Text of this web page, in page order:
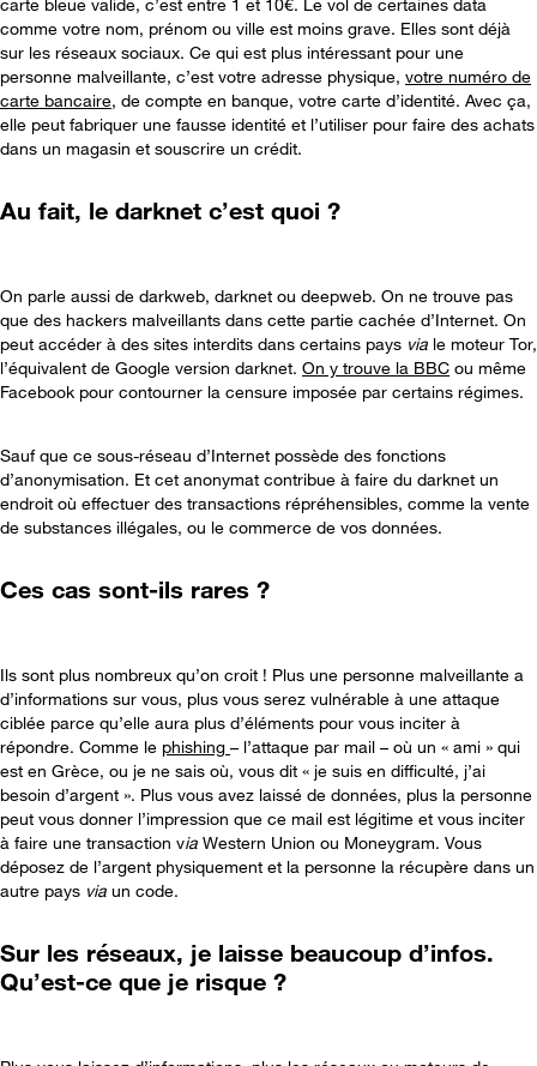
comme votre nom, prénom ou ville est moins grave. Elles sont déjà
sur les réseaux sociaux. Ce qui est plus intéressant pour une
personne malveillante, c’est votre adresse physique, votre numéro de
carte bancaire, de compte en banque, votre carte d’identité. Avec ça,
elle peut fabriquer une fausse identité et l’utiliser pour faire des achats
dans un magasin et souscrire un crédit.
Au fait, le darknet c’est quoi ?
On parle aussi de darkweb, darknet ou deepweb. On ne trouve pas
que des hackers malveillants dans cette partie cachée d’Internet. On
peut accéder à des sites interdits dans certains pays via le moteur Tor,
l’équivalent de Google version darknet. On y trouve la BBC ou même
Facebook pour contourner la censure imposée par certains régimes.
Sauf que ce sous-réseau d’Internet possède des fonctions
d’anonymisation. Et cet anonymat contribue à faire du darknet un
endroit où effectuer des transactions répréhensibles, comme la vente
de substances illégales, ou le commerce de vos données.
Ces cas sont-ils rares ?
Ils sont plus nombreux qu’on croit ! Plus une personne malveillante a
d’informations sur vous, plus vous serez vulnérable à une attaque
ciblée parce qu’elle aura plus d’éléments pour vous inciter à
répondre. Comme le phishing – l’attaque par mail – où un « ami » qui
est en Grèce, ou je ne sais où, vous dit « je suis en difficulté, j’ai
besoin d’argent ». Plus vous avez laissé de données, plus la personne
peut vous donner l’impression que ce mail est légitime et vous inciter
à faire une transaction via Western Union ou Moneygram. Vous
déposez de l’argent physiquement et la personne la récupère dans un
autre pays via un code.
Sur les réseaux, je laisse beaucoup d’infos.
Qu’est-ce que je risque ?